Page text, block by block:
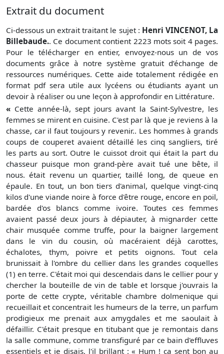
Extrait du document
Ci-dessous un extrait traitant le sujet : Henri VINCENOT, La
Billebaude.. Ce document contient 2223 mots soit 4 pages.
Pour le télécharger en entier, envoyez-nous un de vos
documents grâce à notre système gratuit d’échange de
ressources numériques. Cette aide totalement rédigée en
format pdf sera utile aux lycéens ou étudiants ayant un
devoir à réaliser ou une leçon à approfondir en Littérature.
« Cette année-là, sept jours avant la Saint-Sylvestre, les
femmes se mirent en cuisine. C'est par là que je reviens à la
chasse, car il faut toujours y revenir.. Les hommes à grands
coups de couperet avaient détaillé les cinq sangliers, tiré
les parts au sort. Outre le cuissot droit qui était la part du
chasseur puisque mon grand-père avait tué une bête, il
nous. était revenu un quartier, taillé long, de queue en
épaule. En tout, un bon tiers d'animal, quelque vingt-cinq
kilos d'une viande noire à force d'être rouge, encore en poil,
bardée d'os blancs comme ivoire. Toutes ces femmes
avaient passé deux jours à dépiauter, à mignarder cette
chair musquée comme truffe, pour la baigner largement
dans le vin du cousin, où macéraient déjà carottes,
échalotes, thym, poivre et petits oignons. Tout cela
brunissait à l'ombre du cellier dans les grandes coquelles
(1) en terre. C'était moi qui descendais dans le cellier pour y
chercher la bouteille de vin de table et lorsque j'ouvrais la
porte de cette crypte, véritable chambre dolmenique qui
recueillait et concentrait les humeurs de la terre, un parfum
prodigieux me prenait aux amygdales et me saoulait à
défaillir. C'était presque en titubant que je remontais dans
la salle commune, comme transfiguré par ce bain d'effluves
essentiels et je disais, l'il brillant : « Hum ! ça sent bon au